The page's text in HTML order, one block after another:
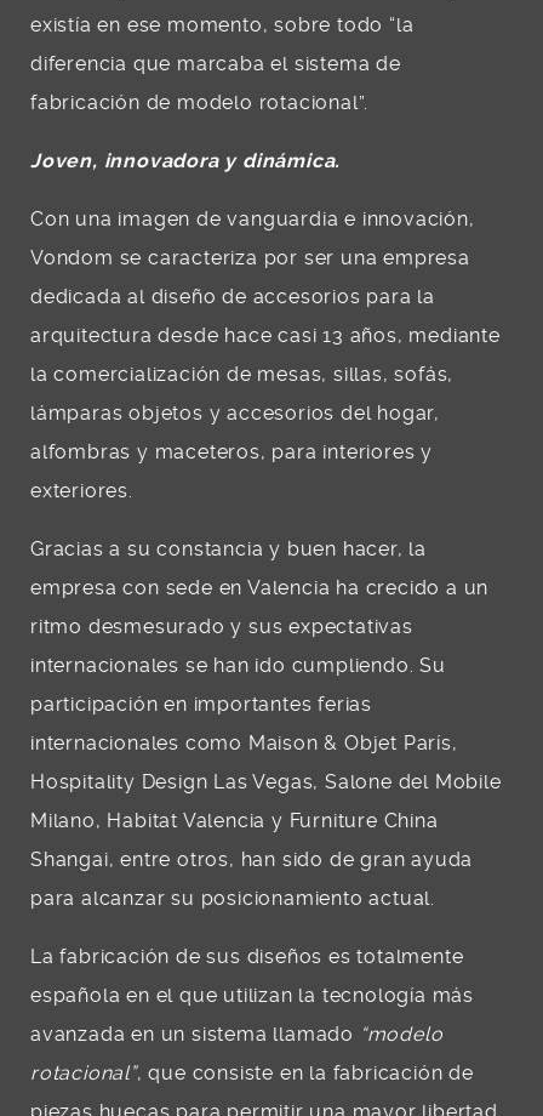
existía en ese momento, sobre todo “la
diferencia que marcaba el sistema de
fabricación de modelo rotacional”.
Joven, innovadora y dinámica.
Con una imagen de vanguardia e innovación,
Vondom se caracteriza por ser una empresa
dedicada al diseño de accesorios para la
arquitectura desde hace casi 13 años, mediante
la comercialización de mesas, sillas, sofás,
lámparas objetos y accesorios del hogar,
alfombras y maceteros, para interiores y
exteriores.
Gracias a su constancia y buen hacer, la
empresa con sede en Valencia ha crecido a un
ritmo desmesurado y sus expectativas
internacionales se han ido cumpliendo. Su
participación en importantes ferias
internacionales como Maison & Objet París,
Hospitality Design Las Vegas, Salone del Mobile
Milano, Habitat Valencia y Furniture China
Shangai, entre otros, han sido de gran ayuda
para alcanzar su posicionamiento actual.
La fabricación de sus diseños es totalmente
española en el que utilizan la tecnología más
avanzada en un sistema llamado “modelo
rotacional”, que consiste en la fabricación de
piezas huecas para permitir una mayor libertad